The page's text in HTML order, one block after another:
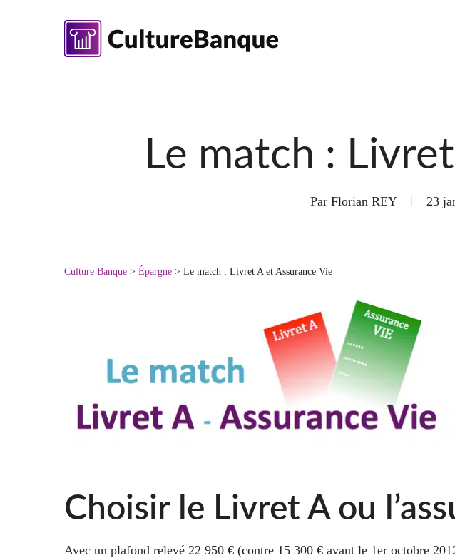
Le match :
Par Florian REY 23
Culture Banque > Épargne > Le match : Livret A et Assurance Vie
Choisir le Livret A ou
Avec un plafond relevé 22 950 € (contre 15 300 € avant le 1er octobre